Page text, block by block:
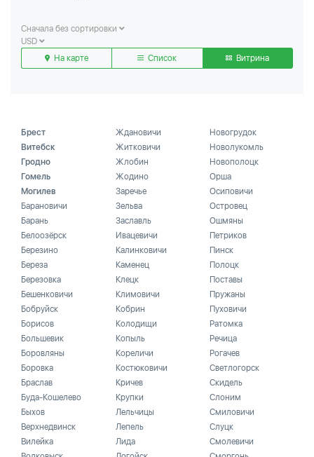
Сначала без сортировки
USD
На карте
Список Витрина
Брест
Витебск
Гродно
Гомель
Могилев
Барановичи
Барань
Белоозёрск
Березино
Береза
Березовка
Бешенковичи
Бобруйск
Борисов
Большевик
Боровляны
Боровка
Браслав
Буда-Кошелево
Быхов
Верхнедвинск
Вилейка
Ждановичи
Житковичи
Жлобин
Жодино
Заречье
Зельва
Заславль
Ивацевичи
Калинковичи
Каменец
Клецк
Климовичи
Кобрин
Колодищи
Копыль
Кореличи
Костюковичи
Кричев
Крупки
Лельчицы
Лепель
Лида
Новогрудок
Новолукомль
Новополоцк
Орша
Осиповичи
Островец
Ошмяны
Петриков
Пинск
Полоцк
Поставы
Пружаны
Пуховичи
Ратомка
Речица
Рогачев
Светлогорск
Скидель
Слоним
Смиловичи
Слуцк
Смолевичи